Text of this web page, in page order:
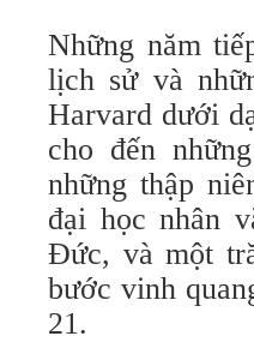
Những năm
lịch sử và
Harvard dưới
cho đến
những thập
đại học nhân
Đức, và một
bước vinh
21.